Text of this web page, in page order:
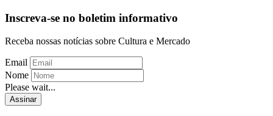
Inscreva-se no boletim informativo
Receba nossas notícias sobre Cultura e Mercado
Email
Nome
Please wait...
Assinar